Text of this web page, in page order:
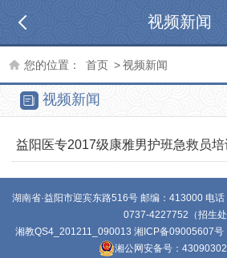
视频新闻
您的位置： 首页 >视频新闻
视频新闻
益阳医专2017级康雅男护班急救员培
湖南省·益阳市迎宾东路516号 邮编：413000 电
0737-4227752（招生处
湘教QS4_201211_090013 湘ICP备09005607号
湘公网安备号：